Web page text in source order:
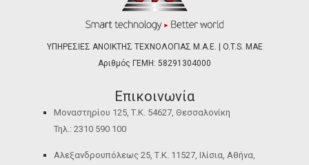
ΥΠΗΡΕΣΙΕΣ ΑΝΟΙΚΤΗΣ ΤΕΧΝΟΛΟΓΙΑΣ Μ.Α.Ε. | O.T.S. ΜΑΕ
Αριθμός ΓΕΜΗ: 58291304000
Επικοινωνία
Μοναστηρίου 125, Τ.Κ. 54627, Θεσσαλονίκη
Τηλ.: 2310 590 100
Αλεξανδρουπόλεως 25, Τ.Κ. 11527, Ιλίσια, Αθήνα,